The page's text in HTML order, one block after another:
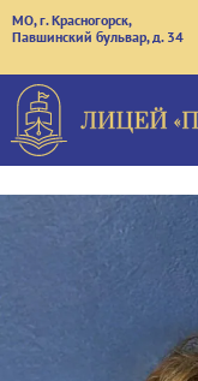
МО, г. Красногорск,
Павшинский бульвар, д. 34